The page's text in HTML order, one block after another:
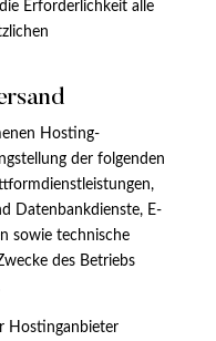
Erforderlichkeit alle
Hosting-
der folgenden
Datenbankdienste, E-
sowie technische
des Betriebs
Hostinganbieter